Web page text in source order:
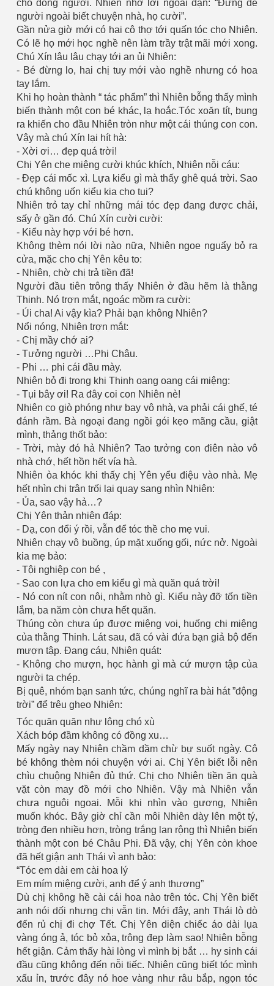
chổ đông người. Nhiên nhớ lời ngọai dặn: “Đừng để
người ngoài biết chuyện nhà, họ cười”.
Gần nửa giờ mới có hai cô thợ tới quấn tóc cho Nhiên.
Có lẽ họ mới học nghề nên làm trầy trật mãi mới xong.
Chú Xín lâu lâu chạy tới an ủi Nhiên:
- Bé đừng lo, hai chị tuy mới vào nghề nhưng có hoa
tay lắm.
Khi họ hoàn thành “ tác phẩm” thì Nhiên bỗng thấy mình
biến thành một con bé khác, lạ hoắc.Tóc xoăn tít, bung
ra khiến cho đầu Nhiên tròn như một cái thúng con con.
Vậy mà chú Xín lại hít hà:
- Xời ơi… đẹp quá trời!
Chị Yên che miệng cười khúc khích, Nhiên nỗi cáu:
- Đẹp cái mốc xì. Lựa kiểu gì mà thấy ghê quá trời. Sao
chú không uốn kiểu kia cho tui?
Nhiên trỏ tay chỉ những mái tóc đẹp đang được chải,
sấy ở gần đó. Chú Xín cười cười:
- Kiểu này hợp với bé hơn.
Không thèm nói lời nào nữa, Nhiên ngoe nguẩy bỏ ra
cửa, mặc cho chị Yên kêu to:
- Nhiên, chờ chị trả tiền đã!
Người đầu tiên trông thấy Nhiên ở đầu hẽm là thằng
Thinh. Nó trợn mắt, ngoác mồm ra cười:
- Úi cha! Ai vậy kìa? Phải bạn không Nhiên?
Nổi nóng, Nhiên trợn mắt:
- Chị mầy chớ ai?
- Tưởng người …Phi Châu.
- Phi … phi cái đầu mày.
Nhiên bỏ đi trong khi Thinh oang oang cái miệng:
- Tụi bây ơi! Ra đây coi con Nhiên nè!
Nhiên co giò phóng như bay vô nhà, va phải cái ghế, té
đánh rầm. Bà ngoại đang ngồi gói kẹo mãng cầu, giật
mình, thảng thốt bảo:
- Trời, mày đó hả Nhiên? Tao tưởng con điên nào vô
nhà chớ, hết hồn hết vía hà.
Nhiên òa khóc khi thấy chị Yên yểu điệu vào nhà. Mẹ
hết nhìn chị trân trối lại quay sang nhìn Nhiên:
- Ủa, sao vậy hả…?
Chị Yên thản nhiên đáp:
- Dạ, con đổi ý rồi, vẫn để tóc thề cho mẹ vui.
Nhiên chạy vô buồng, úp mặt xuống gối, nức nở. Ngoài
kia mẹ bảo:
- Tội nghiệp con bé ,
- Sao con lựa cho em kiểu gì mà quăn quá trời!
- Nó con nít con nôi, nhằm nhò gì. Kiểu này đỡ tốn tiền
lắm, ba năm còn chưa hết quăn.
Thúng còn chưa úp được miệng voi, huống chi miệng
của thằng Thinh. Lát sau, đã có vài đứa bạn giả bộ đến
mượn tập. Đang cáu, Nhiên quát:
- Không cho mượn, học hành gì mà cứ mượn tập của
người ta chép.
Bị quê, nhóm bạn sanh tức, chúng nghĩ ra bài hát ”động
trời” để trêu ghẹo Nhiên:
Tóc quăn quăn như lông chó xù
Xách bóp đầm không có đồng xu…
Mấy ngày nay Nhiên chầm dầm chừ bự suốt ngày. Cô
bé không thèm nói chuyện với ai. Chị Yên biết lỗi nên
chìu chuộng Nhiên đủ thứ. Chị cho Nhiên tiền ăn quà
vặt còn may đồ mới cho Nhiên. Vậy mà Nhiên vẫn
chưa nguôi ngoai. Mỗi khi nhìn vào gương, Nhiên
muốn khóc. Bây giờ chỉ cần môi Nhiên dày lên một tý,
tròng đen nhiều hơn, tròng trắng lan rộng thì Nhiên biến
thành một con bé Châu Phi. Đã vậy, chị Yên còn khoe
đã hết giận anh Thái vì anh bảo:
“Tóc em dài em cài hoa lý
Em mím miệng cười, anh để ý anh thương”
Dù chị không hề cài cái hoa nào trên tóc. Chị Yên biết
anh nói dối nhưng chị vẫn tin. Mới đây, anh Thái lò dò
đến rủ chị đi chợ Tết. Chị Yên diện chiếc áo dài lụa
vàng óng ả, tóc bỏ xỏa, trông đẹp làm sao! Nhiên bỗng
hết giận. Cảm thấy hài lòng vì mình bị bắt … hy sinh cái
đầu cũng không đến nỗi tiếc. Nhiên cũng biết tóc mình
xấu ỉn, trước đây nó hoe vàng như râu bắp, ngọn tóc
Trí